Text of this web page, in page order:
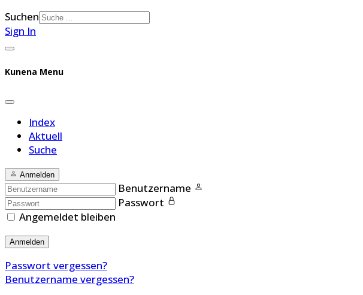
Suchen
Sign In
Kunena Menu
Index
Aktuell
Suche
Anmelden
Benutzername
Passwort
Angemeldet bleiben
Anmelden
Passwort vergessen?
Benutzername vergessen?